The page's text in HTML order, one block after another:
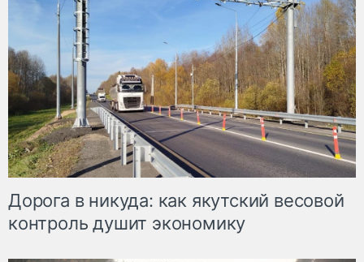
Дорога в никуда: как якутский весовой
контроль душит экономику